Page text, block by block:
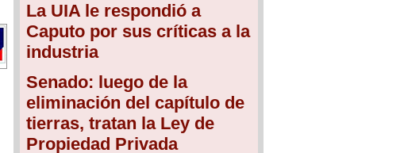
La UIA le respondió a
Caputo por sus críticas a la
industria
Senado: luego de la
eliminación del capítulo de
tierras, tratan la Ley de
Propiedad Privada